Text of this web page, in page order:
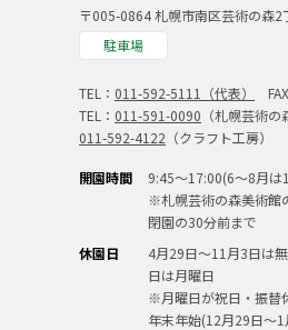
〒005-0864 札幌市南区芸術の森2
駐車場
TEL： 011-592-5111（代表）
TEL： 011-591-0090 （札幌芸術
011-592-4122 （クラフト工房）
開園時間
9:45～17:00(6～8月は
※札幌芸術の森美術館
閉園の30分前まで
休園日
4月29日～11月3日は
日は月曜日
※月曜日が祝日・振替
年末年始(12月29日～1